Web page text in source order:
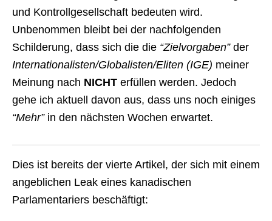
und Kontrollgesellschaft bedeuten wird.
Unbenommen bleibt bei der nachfolgenden
Schilderung, dass sich die die “Zielvorgaben”der
Internationalisten/Globalisten/Eliten (IGE) meiner
Meinung nach NICHT erfüllen werden. Jedoch
gehe ich aktuell davon aus, dass uns noch einiges
“Mehr”in den nächsten Wochen erwartet.
Dies ist bereits der vierte Artikel, der sich mit einem
angeblichen Leak eines kanadischen
Parlamentariers beschäftigt: